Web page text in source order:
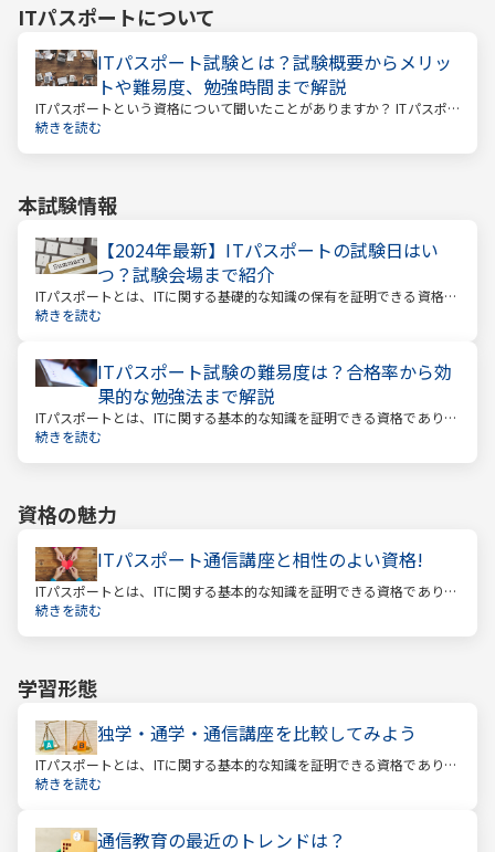
ITパスポートについて
ITパスポート試験とは？試験概要からメリッ
トや難易度、勉強時間まで解説
ITパスポートという資格について聞いたことがありますか？ ITパスポ
ートといっても、海外旅行に関する資格ではありません。
続きを読む
本試験情報
【2024年最新】ITパスポートの試験日はい
つ？試験会場まで紹介
ITパスポートとは、ITに関する基礎的な知識の保有を証明できる資格で
す。IT関連の仕事に就いている方やIT系企業で働く方のほか、すべての
続きを読む
ITパスポート試験の難易度は？合格率から効
果的な勉強法まで解説
ITパスポートとは、ITに関する基本的な知識を証明できる資格であり、
経済産業省認定の国家試験です。 ITと聞くと、専門的な知識を問われ
続きを読む
資格の魅力
ITパスポート通信講座と相性のよい資格!
ITパスポートとは、ITに関する基本的な知識を証明できる資格であり、
経済産業省認定の国家試験です。 ITと聞くと、専門的な知識を問われ
続きを読む
学習形態
独学・通学・通信講座を比較してみよう
ITパスポートとは、ITに関する基本的な知識を証明できる資格であり、
経済産業省認定の国家試験です。 ITと聞くと、専門的な知識を問われ
続きを読む
通信教育の最近のトレンドは？